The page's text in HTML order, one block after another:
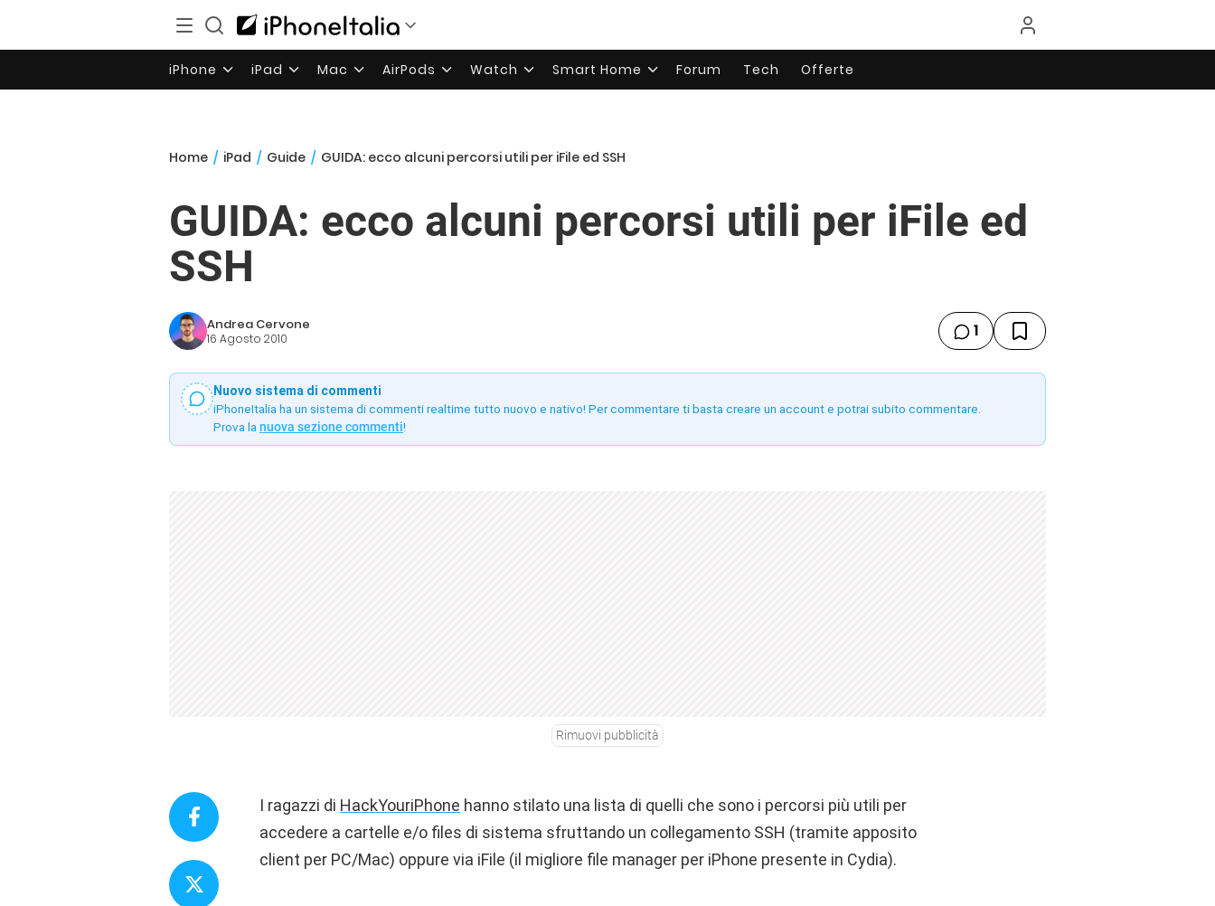
iPhone iPad Mac AirPods Watch Smart Home Forum Tech Offerte
Home / iPad / Guide / GUIDA: ecco alcuni percorsi utili per iFile ed SSH
GUIDA: ecco alcuni percorsi utili per iFile ed
SSH
Andrea Cervone
16 Agosto 2010 1
Nuovo sistema di commenti
iPhoneItalia ha un sistema di commenti realtime tutto nuovo e nativo! Per commentare ti basta creare un account e potrai subito commentare.
Prova la nuova sezione commenti!
Rimuovi pubblicità
I ragazzi di HackYouriPhone hanno stilato una lista di quelli che sono i percorsi più utili per
accedere a cartelle e/o files di sistema sfruttando un collegamento SSH (tramite apposito
client per PC/Mac) oppure via iFile (il migliore file manager per iPhone presente in Cydia).